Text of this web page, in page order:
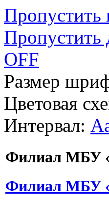
Пропустить
Пропустить
OFF
Размер
Цветовая
Интервал:
Филиал МБУ
Филиал МБУ